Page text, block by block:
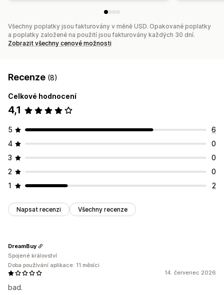
Všechny poplatky jsou fakturovány v měně USD. Opakované poplatky
a poplatky založené na použití jsou fakturovány každých 30 dní.
Zobrazit všechny cenové možnosti
Recenze (8)
Celkové hodnocení
4,1
5
6
4
0
3
0
2
0
1
2
Napsat recenzi Všechny recenze
14. červenec 2026
bad.
DreamBuy
Spojené království
Doba používání aplikace: 11 měsíci